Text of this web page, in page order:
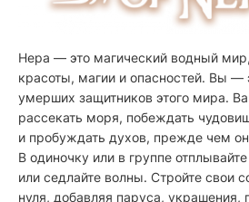
Нера — это магический водный
красоты, магии и опасностей. Вы —
умерших защитников этого мира.
рассекать моря, побеждать
и пробуждать духов, прежде чем
В одиночку или в группе
или седлайте волны. Стройте свои
нуля, добавляя паруса, украшения,